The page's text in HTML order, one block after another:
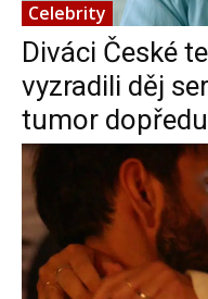
Celebrity
Diváci České
vyzradili děj
tumor